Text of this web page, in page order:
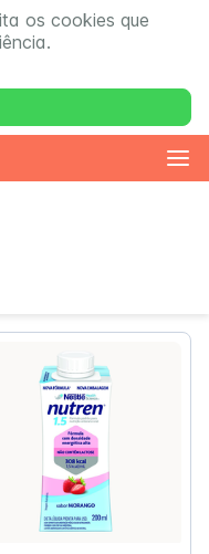
os cookies que